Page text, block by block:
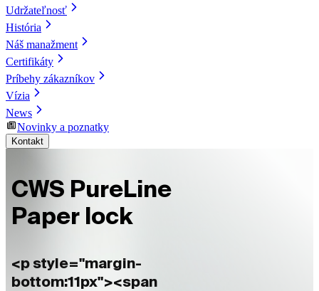
Udržateľnosť
História
Náš manažment
Certifikáty
Príbehy zákazníkov
Vízia
News
Novinky a poznatky
Kontakt
CWS PureLine
Paper lock
<p style="margin-
bottom:11px"><span